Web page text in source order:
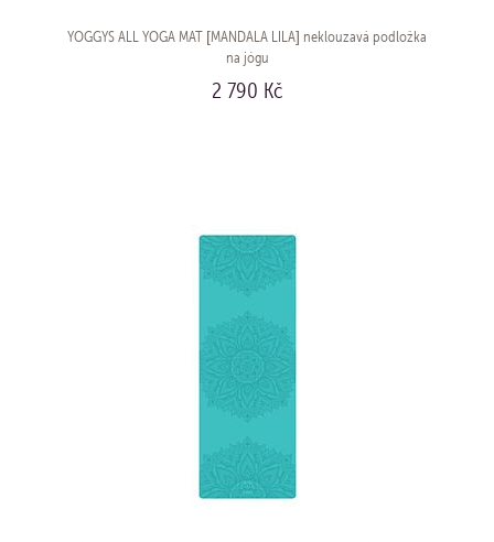
YOGGYS ALL YOGA MAT [MANDALA LILA] neklouzavá podložka
na jógu
2 790 Kč